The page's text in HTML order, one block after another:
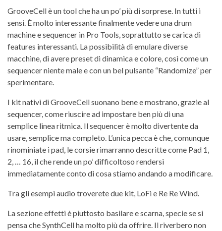
GrooveCell è un tool che ha un po’ più di sorprese. In tutti i
sensi. È molto interessante finalmente vedere una drum
machine e sequencer in Pro Tools, soprattutto se carica di
features interessanti. La possibilità di emulare diverse
macchine, di avere preset di dinamica e colore, così come un
sequencer niente male e con un bel pulsante “Randomize” per
sperimentare.
I kit nativi di GrooveCell suonano bene e mostrano, grazie al
sequencer, come riuscire ad impostare ben più di una
semplice linea ritmica. Il sequencer è molto divertente da
usare, semplice ma completo. L’unica pecca è che, comunque
rinominiate i pad, le corsie rimarranno descritte come Pad 1,
2, … 16, il che rende un po’ difficoltoso rendersi
immediatamente conto di cosa stiamo andando a modificare.
Tra gli esempi audio troverete due kit, LoFi e Re Re Wind.
La sezione effetti è piuttosto basilare e scarna, specie se si
pensa che SynthCell ha molto più da offrire. Il riverbero non